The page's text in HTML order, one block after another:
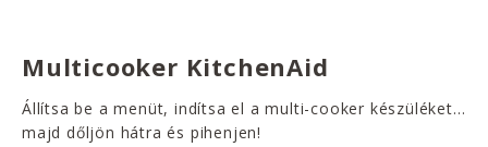
Multicooker KitchenAid
Állítsa be a menüt, indítsa el a multi-cooker készüléket…
majd dőljön hátra és pihenjen!